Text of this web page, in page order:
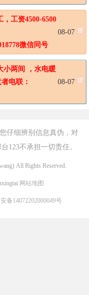
工资4500-6500
微信同号
08-07
小两间 ，水电暖
电联：
08-07
仔细辨别信息真伪，对
123不承担一切责任。
All Rights Reserved.
网站地图
备14072202000049号